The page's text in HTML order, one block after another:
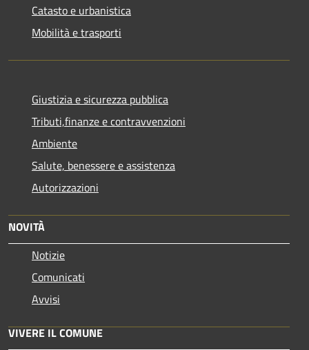
Catasto e urbanistica
Mobilità e trasporti
Giustizia e sicurezza pubblica
Tributi,finanze e contravvenzioni
Ambiente
Salute, benessere e assistenza
Autorizzazioni
NOVITÀ
Notizie
Comunicati
Avvisi
VIVERE IL COMUNE